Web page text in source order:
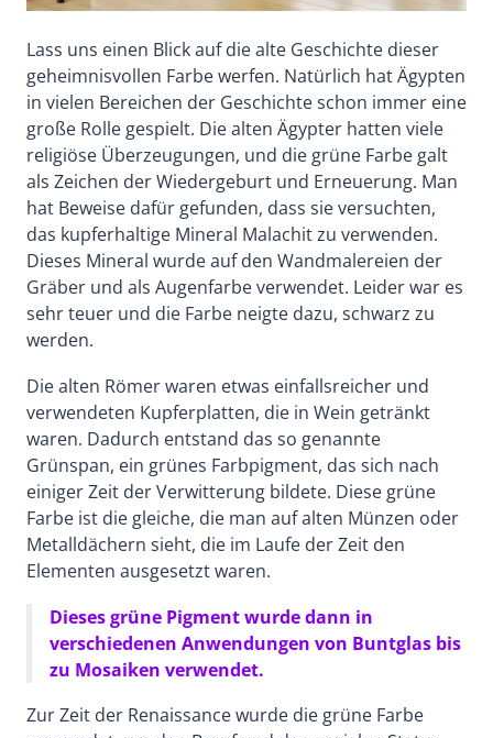
Lass uns einen Blick auf die alte Geschichte dieser
geheimnisvollen Farbe werfen. Natürlich hat Ägypten
in vielen Bereichen der Geschichte schon immer eine
große Rolle gespielt. Die alten Ägypter hatten viele
religiöse Überzeugungen, und die grüne Farbe galt
als Zeichen der Wiedergeburt und Erneuerung. Man
hat Beweise dafür gefunden, dass sie versuchten,
das kupferhaltige Mineral Malachit zu verwenden.
Dieses Mineral wurde auf den Wandmalereien der
Gräber und als Augenfarbe verwendet. Leider war es
sehr teuer und die Farbe neigte dazu, schwarz zu
werden.
Die alten Römer waren etwas einfallsreicher und
verwendeten Kupferplatten, die in Wein getränkt
waren. Dadurch entstand das so genannte
Grünspan, ein grünes Farbpigment, das sich nach
einiger Zeit der Verwitterung bildete. Diese grüne
Farbe ist die gleiche, die man auf alten Münzen oder
Metalldächern sieht, die im Laufe der Zeit den
Elementen ausgesetzt waren.
Dieses grüne Pigment wurde dann in
verschiedenen Anwendungen von Buntglas bis
zu Mosaiken verwendet.
Zur Zeit der Renaissance wurde die grüne Farbe